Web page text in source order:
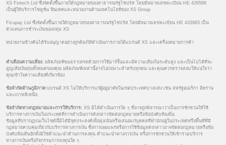
XS Fintech Ltd ซึ่งจัดตั้งขึ้นภายใต้กฎหมายของสาธารณรัฐไซปรัส โดยมีหมายเลขทะเบียน HE 426566
เป็นผู้ให้บริการโซลูชั่น ฟินเทคและหน่วยงานด้านเทคโนโลยีของ XS Group
Ficupay Ltd ซึ่งจัดตั้งขึ้นภายใต้กฎหมายของสาธารณรัฐไซปรัส โดยมีหมายเลขทะเบียน HE 433983 เป็น
ตัวแทนการชำระเงินของกลุ่ม XS
หน่วยงานข้างต้นได้รับอนุญาตอย่างถูกต้องให้ดำเนินการภายใต้แบรนด์ XS และเครื่องหมายการค้า
คำเตือนความเสี่ยง: ผลิตภัณฑ์ของเราเทรดด้วยการใช้มาร์จิ้นและมีความเสี่ยงในระดับสูง และเป็นไปได้ที่จะ
สูญเสียเงินทุนทั้งหมดของคุณ ผลิตภัณฑ์เหล่านี้อาจไม่เหมาะสำหรับทุกคน และคุณควรตรวจสอบให้แน่ใจว่า
คุณเข้าใจความเสี่ยงที่เกี่ยวข้อง
ข้อจำกัดด้านภูมิภาค: แบรนด์ XS ไม่ให้บริการแก่ผู้อยู่อาศัยในเขตประเทศบางแห่ง เช่น สหรัฐอเมริกา อิหร่าน
และเกาหลีเหนือ
ข้อจำกัดทางกฎหมายและการให้บริการ: XS มิได้ดำเนินการใด ๆ ที่อาจถูกพิจารณาว่าเป็นการชักชวนให้ใช้
บริการทางการเงินในประเทศที่การดำเนินการดังกล่าวขัดต่อกฎหมายหรือข้อบังคับท้องถิ่น
ข้อมูลที่ปรากฏบนเว็บไซต์นี้มิได้มีจุดประสงค์เพื่อมุ่งเน้นหรือเสนอแก่บุคคลที่พำนักอยู่ในประเทศหรือพื้นที่ที่มี
กฎหมายควบคุมเกี่ยวกับบริการทางการเงิน ซึ่งการเผยแพร่หรือการใช้ข้อมูลดังกล่าวอาจขัดต่อกฎหมายหรือข้อ
บังคับท้องถิ่นอีกทั้งมิใช่คำแนะนำด้านการลงทุน คำแนะนำทางการเงิน หรือการชักชวนให้เข้าร่วมบริการ
ทางการเงินหรือกิจกรรมการลงทุนใด ๆ